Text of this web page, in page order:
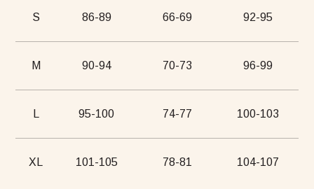
S 86-89 66-69 92-95
M 90-94 70-73 96-99
95-100 74-77 100-103
XL 101-105 78-81 104-107